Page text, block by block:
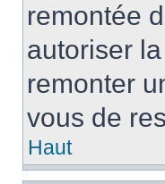
remontée
autoriser
remonter
vous de
Haut